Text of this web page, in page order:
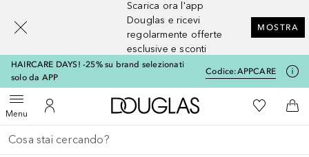
Scarica ora l'app
Douglas e ricevi
regolarmente offerte
esclusive e sconti
MOSTRA
HAIRCARE DAYS! -25% su brand selezionati
solo da APP
Codice:APPCARE
MenuApri menuAl Mio Account
A Douglas HomeAlla Mia
Al
Torna indietro
Esegui ricerca
[navigation.slideout.screenreader]